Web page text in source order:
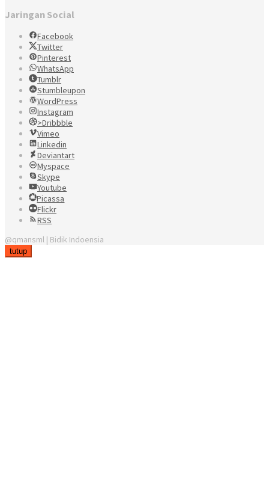
Jaringan Social
Facebook
Twitter
Pinterest
WhatsApp
Tumblr
Stumbleupon
WordPress
Instagram
>Dribbble
Vimeo
Linkedin
Deviantart
Myspace
Skype
Youtube
Picassa
Flickr
RSS
@qmansml | Bidik Indoensia
tutup